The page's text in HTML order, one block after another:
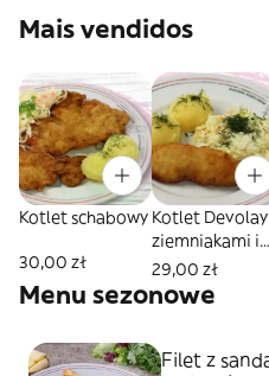
Mais vendidos
Kotlet schabowy
30,00 zł
Kotlet
ziemniakami i
surówką Babci
Krysi
29,00 zł
Menu sezonowe
Filet z